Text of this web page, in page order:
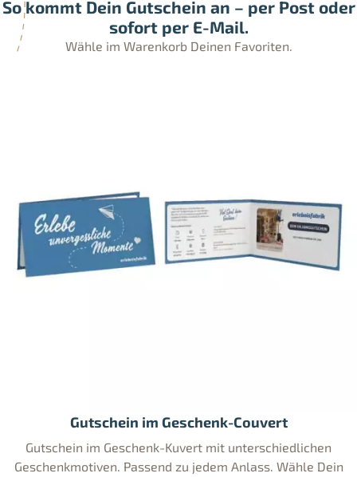
So kommt Dein Gutschein an – per Post oder
sofort per E-Mail.
Wähle im Warenkorb Deinen Favoriten.
Gutschein im Geschenk-Couvert
Gutschein im Geschenk-Kuvert mit unterschiedlichen
Geschenkmotiven. Passend zu jedem Anlass. Wähle Dein